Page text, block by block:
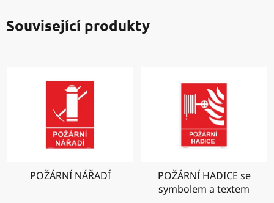
Související produkty
POŽÁRNÍ NÁŘADÍ
POŽÁRNÍ HADICE se
symbolem a textem